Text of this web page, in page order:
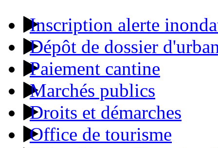
Inscription alerte
Dépôt de dossier
Paiement cantine
Marchés publics
Droits et démarches
Office de tourisme